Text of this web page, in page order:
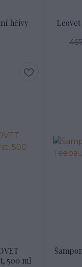
hřívy
500 ml